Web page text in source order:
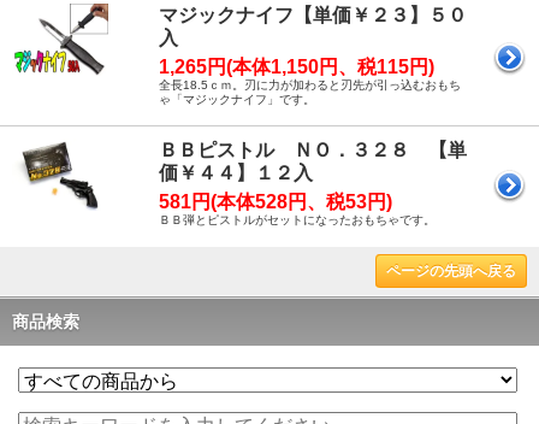
マジックナイフ【単価￥２３】５０
入
1,265円(本体1,150円、税115円)
全長18.5ｃｍ。刃に力が加わると刃先が引っ込むおもち
ゃ「マジックナイフ」です。
ＢＢピストル ＮＯ．３２８ 【単
価￥４４】１２入
581円(本体528円、税53円)
ＢＢ弾とピストルがセットになったおもちゃです。
ページの先頭へ戻る
商品検索